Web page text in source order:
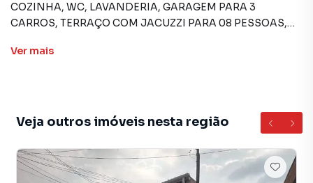
COZINHA, WC, LAVANDERIA, GARAGEM PARA 3
CARROS, TERRAÇO COM JACUZZI PARA 08 PESSOAS,
construída 264 m2, área do terreno 300 m2)
PENHA, em SÃO PAULO. Não encontrou o que procurava
ou deseja mais informações sobre Sobrado em SÃO
PAULO? Entre em contato com nossa equipe pelo
telefone (11) 99509-5162.
Ver mais
Veja outros imóveis nesta região